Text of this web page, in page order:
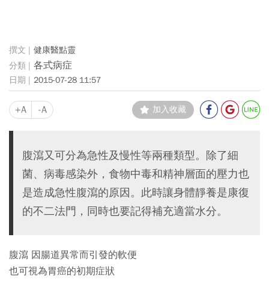
健康醫點靈
各式病症
2015-07-28 11:57
+A -A 加入收藏
腹瀉又可分為急性及慢性等兩種類型。除了細
菌、病毒感染外，食物中毒和精神層面的壓力也
是造成急性腹瀉的原因。此時讓身體靜養是康復
的不二法門，同時也要記得補充適當水分。
腹瀉 因腸道異常而引發的軟便
也可視為胃癌的初期症狀